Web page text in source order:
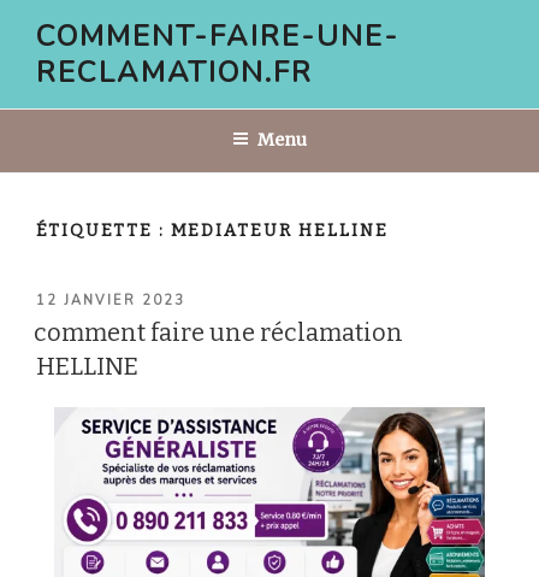
contenu
COMMENT-FAIRE-UNE-
RECLAMATION.FR
Menu
ÉTIQUETTE : MEDIATEUR HELLINE
PUBLIÉ
12 JANVIER 2023
comment faire une réclamation
HELLINE